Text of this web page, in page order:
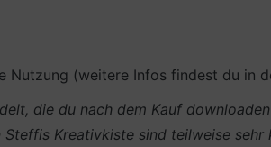
Nutzung (weitere Infos findest du in
die du nach dem Kauf downloaden
Kreativkiste sind teilweise